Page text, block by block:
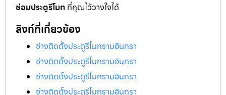
ซ่อมประตูรีโมท ที่คุณไว้วางใจได้
ลิงก์ที่เกี่ยวข้อง
ช่างติดตั้งประตูรีโมทรามอินทรา
ช่างติดตั้งประตูรีโมทรามอินทรา
ช่างติดตั้งประตูรีโมทรามอินทรา
ช่างติดตั้งประตูรีโมทรามอินทรา